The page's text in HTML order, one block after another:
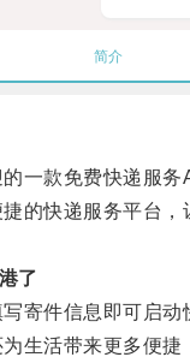
简介
款免费快递服务
快递服务平台，
了
件信息即可启动
活带来更多便捷